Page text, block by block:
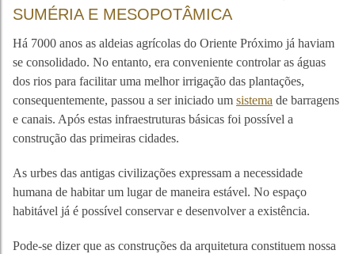
SUMÉRIA E MESOPOTÂMICA
Há 7000 anos as aldeias agrícolas do Oriente Próximo já haviam
se consolidado. No entanto, era conveniente controlar as águas
dos rios para facilitar uma melhor irrigação das plantações,
consequentemente, passou a ser iniciado um sistema de barragens
e canais. Após estas infraestruturas básicas foi possível a
construção das primeiras cidades.
As urbes das antigas civilizações expressam a necessidade
humana de habitar um lugar de maneira estável. No espaço
habitável já é possível conservar e desenvolver a existência.
Pode-se dizer que as construções da arquitetura constituem nossa